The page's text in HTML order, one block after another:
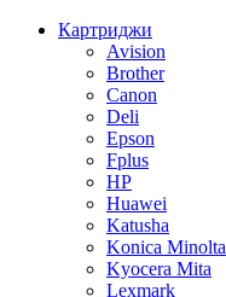
Картриджи
Avision
Brother
Canon
Deli
Epson
Fplus
HP
Huawei
Katusha
Konica Minolta
Kyocera Mita
Lexmark